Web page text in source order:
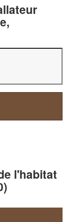
l'habitat